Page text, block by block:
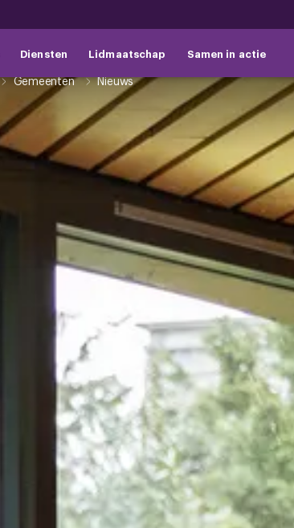
Diensten Lidmaatschap Samen in actie
Gemeenten Nieuws